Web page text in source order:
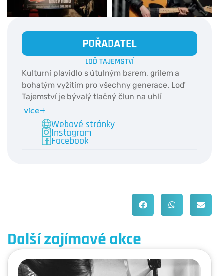
POŘADATEL
LOĎ TAJEMSTVÍ
Kulturní plavidlo s útulným barem, grilem a
bohatým vyžitím pro všechny generace. Loď
Tajemství je bývalý tlačný člun na uhlí
přestavený na divadlo, v sále se toho ale děje
mnohem více - koncerty, loutková představení
nebo slam poetry.
více
Webové stránky
Instagram
Facebook
Další zajímavé akce